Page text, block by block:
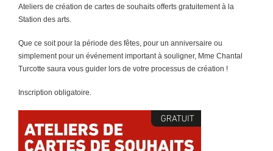
Ateliers de création de cartes de souhaits offerts gratuitement à la
Station des arts.
Que ce soit pour la période des fêtes, pour un anniversaire ou
simplement pour un événement important à souligner, Mme Chantal
Turcotte saura vous guider lors de votre processus de création !
Inscription obligatoire.